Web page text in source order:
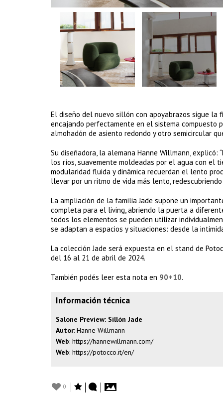
El diseño del nuevo sillón con apoyabrazos sigue la
encajando perfectamente en el sistema compuesto
almohadón de asiento redondo y otro semicircular
Su diseñadora, la alemana Hanne Willmann,
los ríos, suavemente moldeadas por el agua con el
modularidad fluida y dinámica recuerdan el lento
llevar por un ritmo de vida más lento,
La ampliación de la familia Jade supone un
completa para el living, abriendo la puerta a
todos los elementos se pueden utilizar
se adaptan a espacios y situaciones: desde la
La colección Jade será expuesta en el stand de
del 16 al 21 de abril de 2024.
También podés leer esta nota en 90+10.
Información técnica
Salone Preview: Sillón Jade
Autor: Hanne Willmann
Web: https://hannewillmann.com/
Web: https://potocco.it/en/
0